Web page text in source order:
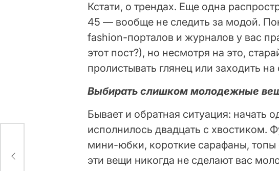
Кстати, о трендах. Еще одна
45 — вообще не следить за модой.
fashion-порталов и журналов у вас
этот пост?), но несмотря на это,
пролистывать глянец или заходить
Выбирать слишком молодежные
Бывает и обратная ситуация: начать
исполнилось двадцать с хвостиком.
мини-юбки, короткие сарафаны,
эти вещи никогда не сделают вас